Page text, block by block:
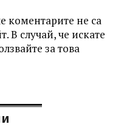
коментарите не са
В случай, че искате
за това